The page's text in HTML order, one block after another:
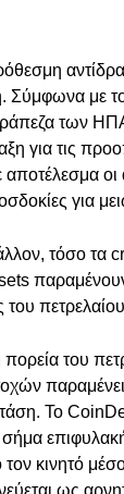
Σύμφωνα με
των ΗΠΑ
για τις
οι
για
τόσο τα
παραμένουν
του
πορεία του
Το
τον κινητό
ως